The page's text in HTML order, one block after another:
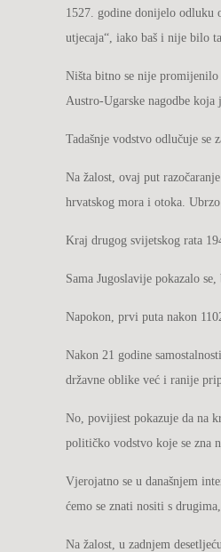
1527. godine donijelo odluku
utjecaja“, iako baš i nije bilo
Ništa bitno se nije
Austro-Ugarske nagodbe koja
Tadašnje vodstvo odlučuje se
Na žalost, ovaj put
hrvatskog mora i otoka.
Kraj drugog svijetskog rata
Sama Jugoslavije pokazalo
Napokon, prvi puta nakon
Nakon 21 godine
državne oblike već i ranije
No, povijiest pokazuje da na
političko vodstvo koje se zna
Vjerojatno se u današnjem
ćemo se znati nositi s
Na žalost, u zadnjem